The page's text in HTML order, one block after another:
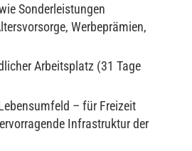
Sonderleistungen
Werbeprämien,
Arbeitsplatz (31 Tage
– für Freizeit
Infrastruktur der